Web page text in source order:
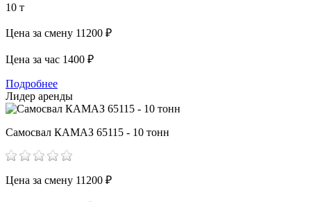
10 т
Цена за смену 11200 ₽
Цена за час 1400 ₽
Подробнее
Лидер аренды
Самосвал КАМАЗ 65115 - 10 тонн
Цена за смену 11200 ₽